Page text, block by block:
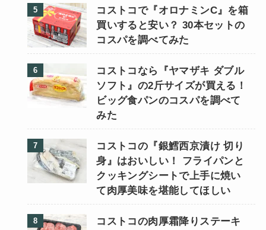
コストコで『オロナミンC』を箱
買いすると安い？ 30本セットの
コスパを調べてみた
コストコなら『ヤマザキ ダブル
ソフト』の2斤サイズが買える！
ビッグ食パンのコスパを調べて
みた
コストコの『銀鱈西京漬け 切り
身』はおいしい！ フライパンと
クッキングシートで上手に焼い
て肉厚美味を堪能してほしい
コストコの肉厚霜降りステーキ